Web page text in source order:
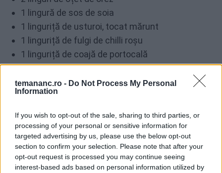
temananc.ro - Do Not Process My Personal
Information
If you wish to opt-out of the sale, sharing to third parties, or
processing of your personal or sensitive information for
targeted advertising by us, please use the below opt-out
section to confirm your selection. Please note that after your
opt-out request is processed you may continue seeing
interest-based ads based on personal information utilized by
1 lingură de sos de soia
1 linguriță de usturoi, tocat mărunt
1 linguriță de fulgi de chilli roșu
1 linguriță de coajă de portocală
1 linguriță amidon de porumb
1 linguriță de sare
Pentru servit (opțional)
2 linguri de ceapă verde
50 de grame de broccoli fiert